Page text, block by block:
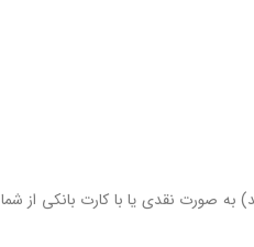
به صورت نقدی یا با کارت بانکی از شما